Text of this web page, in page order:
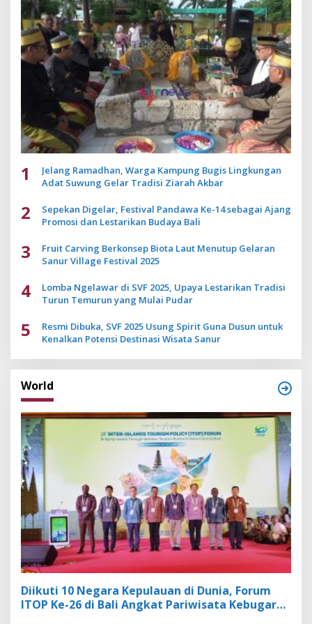
1
Jelang Ramadhan, Warga Kampung Bugis Lingkungan
Adat Suwung Gelar Tradisi Ziarah Akbar
2
Sepekan Digelar, Festival Pandawa Ke-14 sebagai Ajang
Promosi dan Lestarikan Budaya Bali
3
Fruit Carving Berkonsep Biota Laut Menutup Gelaran
Sanur Village Festival 2025
4
Lomba Ngelawar di SVF 2025, Upaya Lestarikan Tradisi
Turun Temurun yang Mulai Pudar
5
Resmi Dibuka, SVF 2025 Usung Spirit Guna Dusun untuk
Kenalkan Potensi Destinasi Wisata Sanur
World
Diikuti 10 Negara Kepulauan di Dunia, Forum
ITOP Ke-26 di Bali Angkat Pariwisata Kebugaran